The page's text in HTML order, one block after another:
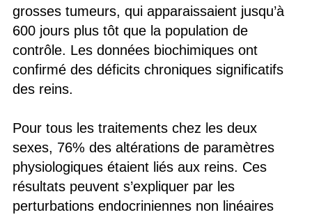
grosses tumeurs, qui apparaissaient jusqu’à
600 jours plus tôt que la population de
contrôle. Les données biochimiques ont
confirmé des déficits chroniques significatifs
des reins.
Pour tous les traitements chez les deux
sexes, 76% des altérations de paramètres
physiologiques étaient liés aux reins. Ces
résultats peuvent s’expliquer par les
perturbations endocriniennes non linéaires